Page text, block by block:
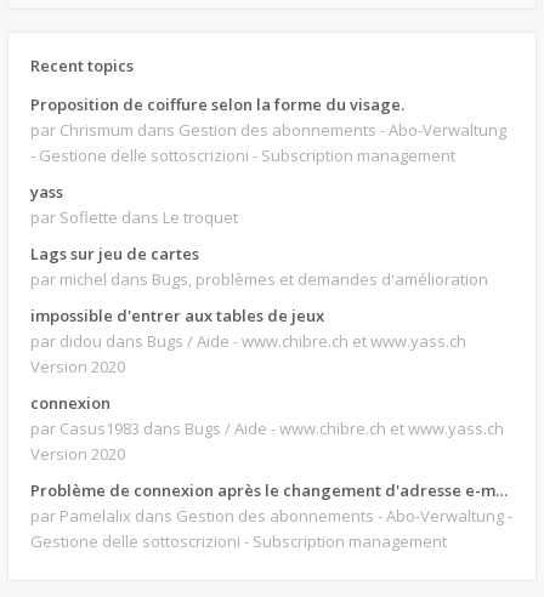
Recent topics
Proposition de coiffure selon la forme du visage.
par Chrismum dans Gestion des abonnements - Abo-Verwaltung
- Gestione delle sottoscrizioni - Subscription management
yass
par Soflette dans Le troquet
Lags sur jeu de cartes
par michel dans Bugs, problèmes et demandes d'amélioration
impossible d'entrer aux tables de jeux
par didou dans Bugs / Aide - www.chibre.ch et www.yass.ch
Version 2020
connexion
par Casus1983 dans Bugs / Aide - www.chibre.ch et www.yass.ch
Version 2020
Problème de connexion après le changement d'adresse e-mail.
par Pamelalix dans Gestion des abonnements - Abo-Verwaltung -
Gestione delle sottoscrizioni - Subscription management